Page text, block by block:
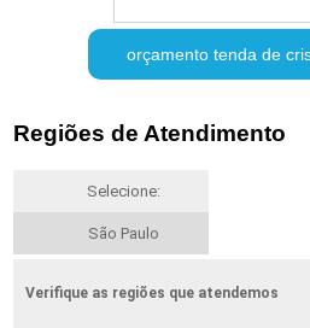
orçamento tenda de
Regiões de Atendimento
Selecione:
São Paulo
Verifique as regiões que atendemos